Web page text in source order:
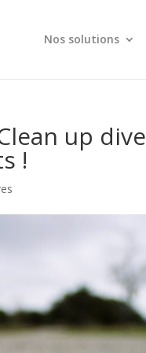
Nos solutions
up
!